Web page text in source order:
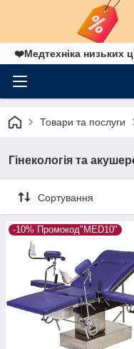
❤️Медтехніка низьких
Товари та послуги
Гінекологія та
Сортування
-10% Промокод"MED10"